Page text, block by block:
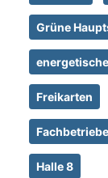
Grüne
Freikarten
Fachbetriebe
Halle 8